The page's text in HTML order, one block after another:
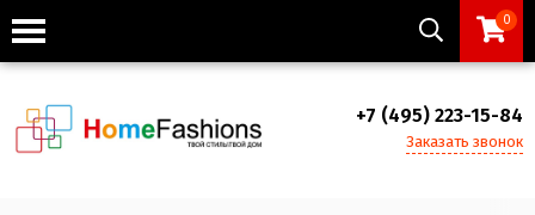
0
+7 (495) 223-15-84
Заказать звонок